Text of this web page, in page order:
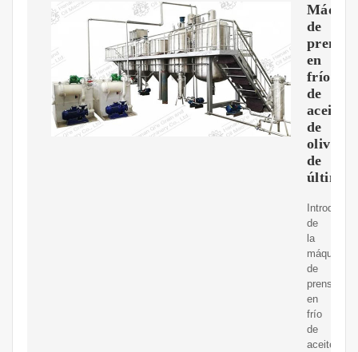
de
en
frío
de
aceite
de
oliva
de
última
de
la
máquina
de
prensado
en
frío
de
aceite